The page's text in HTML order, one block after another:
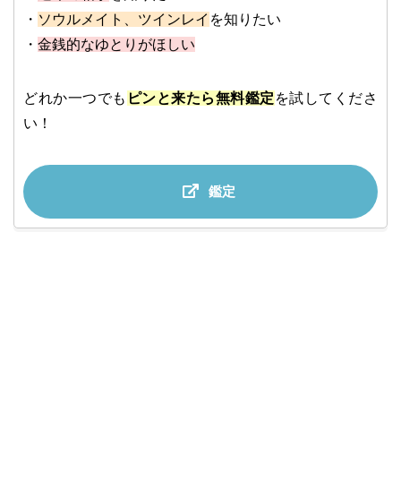
・ ソウルメイト、ツインレイ を知りたい
・ 金銭的なゆとりがほしい
どれか一つでも ピンと来たら無料鑑定 を試してくださ
い！
鑑定